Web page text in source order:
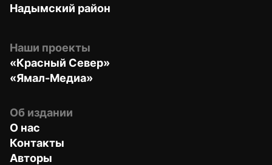
Надымский район
Наши проекты
«Красный Север»
«Ямал-Медиа»
Об издании
О нас
Контакты
Авторы